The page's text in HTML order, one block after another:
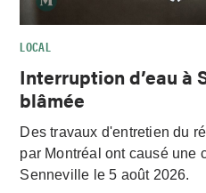
LOCAL
Interruption d’eau à
blâmée
Des travaux d'entretien du
par Montréal ont causé une
Senneville le 5 août 2026.